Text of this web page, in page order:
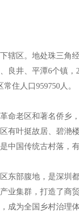
辖区。地处珠三角
良井、平潭6个镇
住人口959750人。
命老区和著名侨乡
有叶挺故居、碧滟
中国传统古村落，
东部腹地，是深圳
业集群，打造了商
成为全国乡村治理